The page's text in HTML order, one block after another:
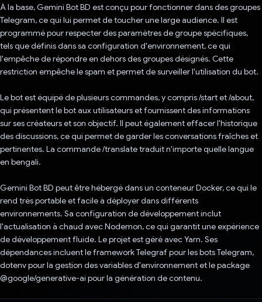
À la base, Gemini Bot BD est conçu pour fonctionner dans des groupes
Telegram, ce qui lui permet de toucher une large audience. Il est
programmé pour respecter des paramètres de groupe spécifiques,
tels que définis dans sa configuration d'environnement, ce qui
l'empêche de répondre en dehors des groupes désignés. Cette
restriction empêche le spam et permet de surveiller l'utilisation du bot.
Le bot est équipé de plusieurs commandes, y compris /start et /about,
qui présentent le bot aux utilisateurs et fournissent des informations
sur ses créateurs et son objectif. Il peut également effacer l'historique
des discussions, ce qui permet de garder les conversations fraîches et
pertinentes. La commande /translate traduit n'importe quelle langue
en bengali.
Gemini Bot BD peut être hébergé dans un conteneur Docker, ce qui le
rend très portable et facile à déployer dans différents
environnements. Sa configuration de développement inclut
l'actualisation à chaud avec Nodemon, ce qui garantit une expérience
de développement fluide. Le projet est géré avec Yarn. Ses
dépendances incluent le framework Telegraf pour les bots Telegram,
dotenv pour la gestion des variables d'environnement et le package
@google/generative-ai pour la génération de contenu.